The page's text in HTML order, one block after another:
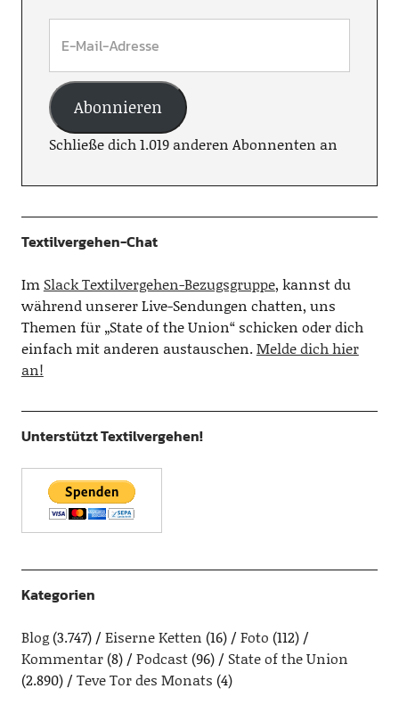
Abonnieren
Schließe dich 1.019 anderen Abonnenten an
Textilvergehen-Chat
Im Slack Textilvergehen-Bezugsgruppe, kannst du
während unserer Live-Sendungen chatten, uns
Themen für „State of the Union“ schicken oder dich
einfach mit anderen austauschen.Melde dich hier
an!
Unterstützt Textilvergehen!
Kategorien
Blog(3.747) Eiserne Ketten (16) Foto (112)
Kommentar(8) Podcast(96)
State of the Union
(2.890)
Teve Tor des Monats (4)